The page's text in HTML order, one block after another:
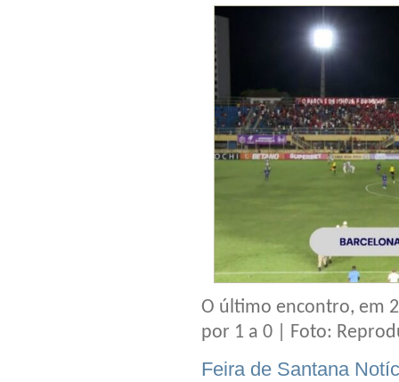
O último encontro, em
por 1 a 0 | Foto:
Feira de Santana